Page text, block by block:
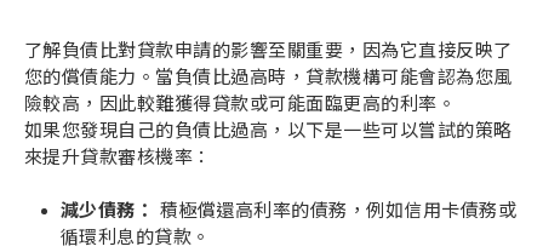
了解負債比對貸款申請的影響至關重要，因為它直接反映了
您的償債能力。當負債比過高時，貸款機構可能會認為您風
險較高，因此較難獲得貸款或可能面臨更高的利率。
如果您發現自己的負債比過高，以下是一些可以嘗試的策略
來提升貸款審核機率：
減少債務：
積極償還高利率的債務，例如信用卡債務或
循環利息的貸款。